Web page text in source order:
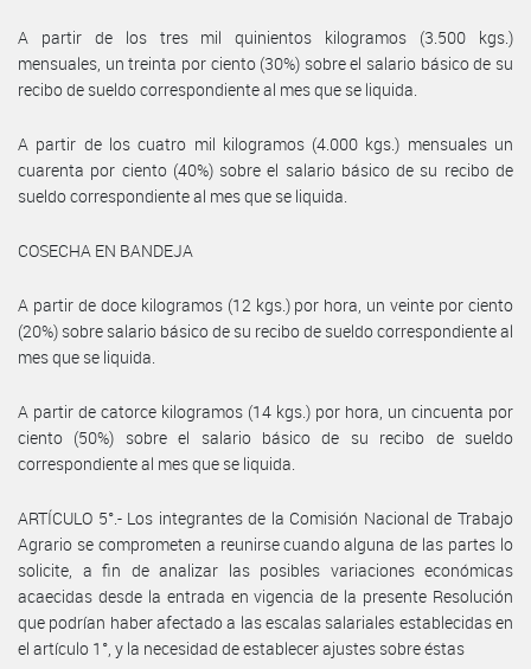
A partir de los tres mil quinientos kilogramos (3.500 kgs.)
mensuales, un treinta por ciento (30%) sobre el salario básico de su
recibo de sueldo correspondiente al mes que se liquida.
A partir de los cuatro mil kilogramos (4.000 kgs.) mensuales un
cuarenta por ciento (40%) sobre el salario básico de su recibo de
sueldo correspondiente al mes que se liquida.
COSECHA EN BANDEJA
A partir de doce kilogramos (12 kgs.) por hora, un veinte por ciento
(20%) sobre salario básico de su recibo de sueldo correspondiente al
mes que se liquida.
A partir de catorce kilogramos (14 kgs.) por hora, un cincuenta por
ciento (50%) sobre el salario básico de su recibo de sueldo
correspondiente al mes que se liquida.
ARTÍCULO 5°.- Los integrantes de la Comisión Nacional de Trabajo
Agrario se comprometen a reunirse cuando alguna de las partes lo
solicite, a fin de analizar las posibles variaciones económicas
acaecidas desde la entrada en vigencia de la presente Resolución
que podrían haber afectado a las escalas salariales establecidas en
el artículo 1°, y la necesidad de establecer ajustes sobre éstas